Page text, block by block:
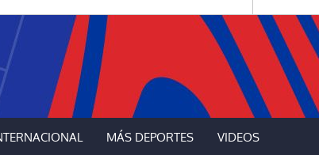
MÁS DEPORTES VIDEOS